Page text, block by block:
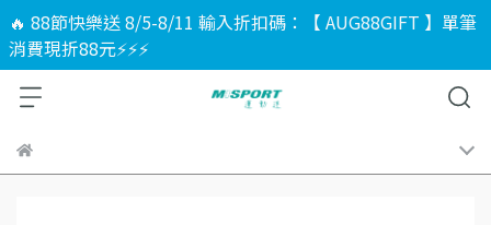
🔥 88節快樂送 8/5-8/11 輸入折扣碼：【 AUG88GIFT 】單筆
消費現折88元⚡⚡⚡